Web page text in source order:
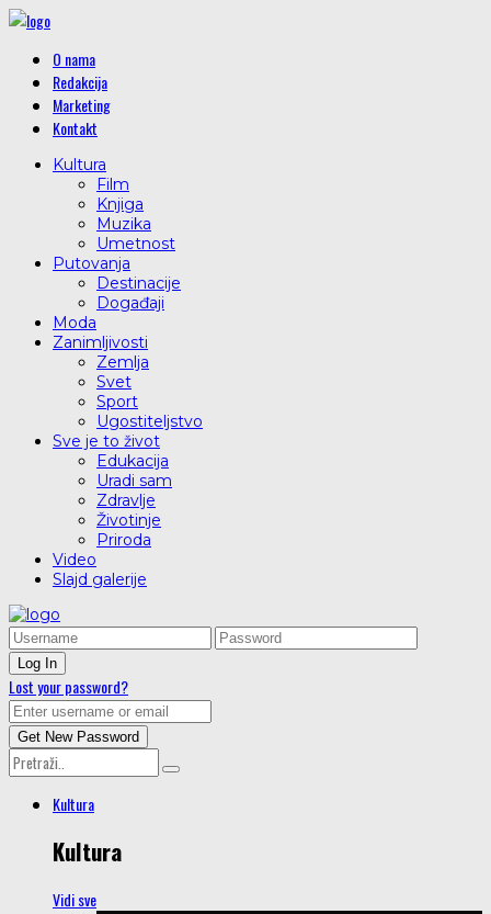
O nama
Redakcija
Marketing
Kontakt
Kultura
Film
Knjiga
Muzika
Umetnost
Putovanja
Destinacije
Događaji
Moda
Zanimljivosti
Zemlja
Svet
Sport
Ugostiteljstvo
Sve je to život
Edukacija
Uradi sam
Zdravlje
Životinje
Priroda
Video
Slajd galerije
Lost your password?
Kultura
Kultura
Vidi sve